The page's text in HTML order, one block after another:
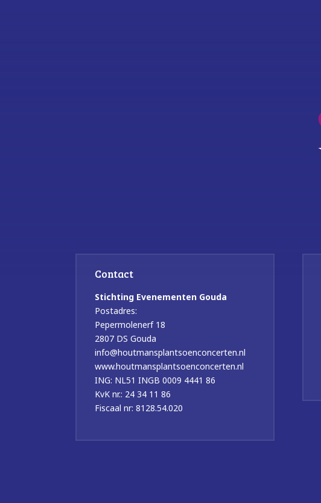
Contact
Stichting Evenementen Gouda
Postadres:
Pepermolenerf 18
2807 DS Gouda
info@houtmansplantsoenconcerten.nl
www.houtmansplantsoenconcerten.nl
ING: NL51 INGB 0009 4441 86
KvK nr.: 24 34 11 86
Fiscaal nr: 8128.54.020